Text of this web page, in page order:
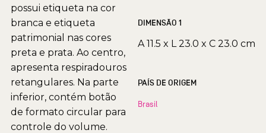
possui etiqueta na cor
branca e etiqueta
patrimonial nas cores
preta e prata. Ao centro,
apresenta respiradouros
retangulares. Na parte
inferior, contém botão
de formato circular para
controle do volume.
DIMENSÃO 1
A 11.5 x L 23.0 x C 23.0 cm
PAÍS DE ORIGEM
Brasil